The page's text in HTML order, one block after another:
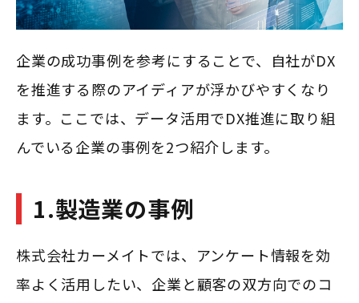
企業の成功事例を参考にすることで、自社がDX
を推進する際のアイディアが浮かびやすくなり
ます。ここでは、データ活用でDX推進に取り組
んでいる企業の事例を2つ紹介します。
1.製造業の事例
株式会社カーメイトでは、アンケート情報を効
率よく活用したい、企業と顧客の双方向でのコ